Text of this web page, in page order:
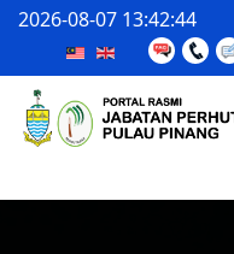
2026-08-07 13:42:45